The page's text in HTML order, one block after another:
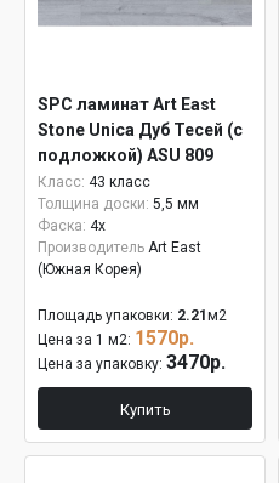
SPC ламинат Art East
Stone Unica Дуб Тесей (с
подложкой) ASU 809
Класс: 43 класс
Толщина доски: 5,5 мм
Фаска: 4x
Производитель Art East
(Южная Корея)
Площадь упаковки: 2.21 м2
Цена за 1 м2: 1570р.
Цена за упаковку: 3470р.
Купить